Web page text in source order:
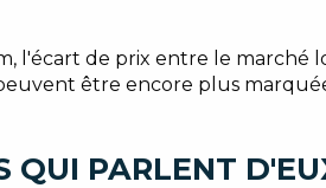
l'écart de prix entre le marché
être encore plus
QUI PARLENT